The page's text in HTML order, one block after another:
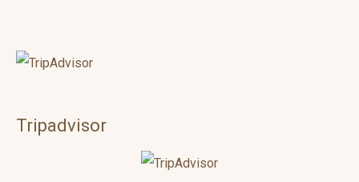
Tripadvisor